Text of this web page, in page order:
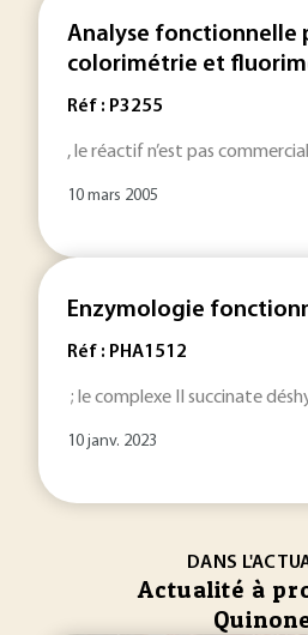
Analyse fonctionnelle
colorimétrie et
Réf : P3255
, le réactif n’est pas
10 mars 2005
Enzymologie
Réf : PHA1512
; le complexe II succinate
10 janv. 2023
DANS
Actualité à